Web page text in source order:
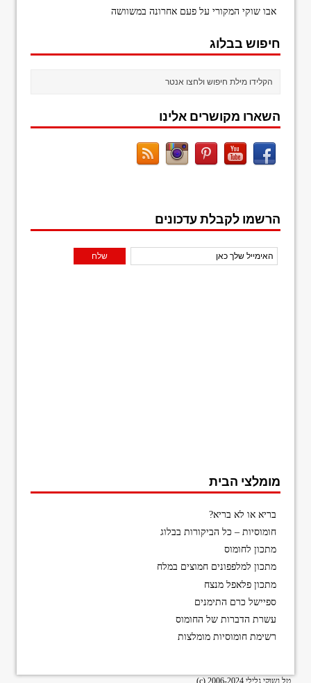
אבו שוקי המקורי עלפעם אחרונה במשוושה
חיפוש בבלוג
השארו מקושרים אלינו
הרשמו לקבלת עדכונים
מומלצי הבית
בריא או לא בריא?
חומוסיות – כל הביקורות בבלוג
מתכון לחומוס
מתכון למלפפונים חמוצים במלח
מתכון פלאפל מנצח
ספיישל כרם התימנים
עשרת הדברות של החומוס
רשימת חומוסיות מומלצות